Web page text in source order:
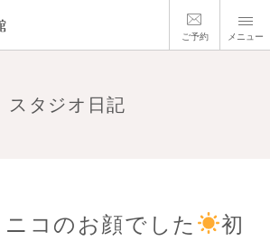
ご予約 メニュー
スタジオ日記
コのお顔でした
初